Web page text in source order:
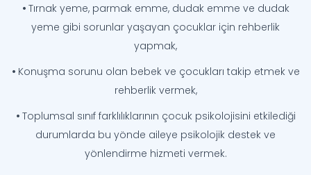
• Tırnak yeme, parmak emme, dudak emme ve dudak
yeme gibi sorunlar yaşayan çocuklar için rehberlik
yapmak,
• Konuşma sorunu olan bebek ve çocukları takip etmek ve
rehberlik vermek,
• Toplumsal sınıf farklılıklarının çocuk psikolojisini etkilediği
durumlarda bu yönde aileye psikolojik destek ve
yönlendirme hizmeti vermek.